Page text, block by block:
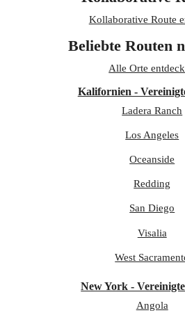
Kollaborative Route
Beliebte Routen
Alle Orte
Kalifornien -
Ladera Ranch
Los Angeles
Oceanside
Redding
San Diego
Visalia
West
New York -
Angola